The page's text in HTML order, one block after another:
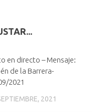
en directo – Mensaje:
de la Barrera-
2021
2021